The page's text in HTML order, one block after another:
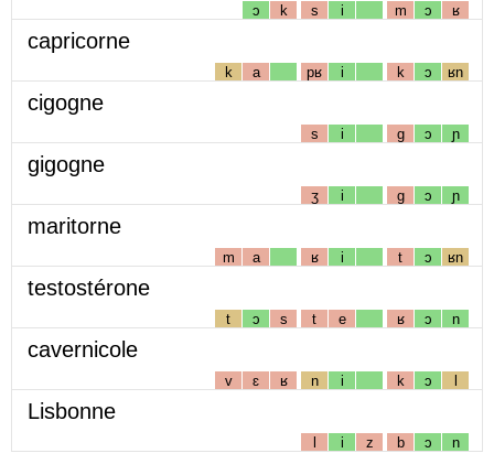
ɔ k s i m ɔ ʁ
capricorne
k a pʁ i k ɔ ʁn
cigogne
s i g ɔ ɲ
gigogne
ʒ i g ɔ ɲ
maritorne
m a ʁ i t ɔ ʁn
testostérone
t ɔ s t e ʁ ɔ n
cavernicole
v ɛ ʁ n i k ɔ l
Lisbonne
l i z b ɔ n